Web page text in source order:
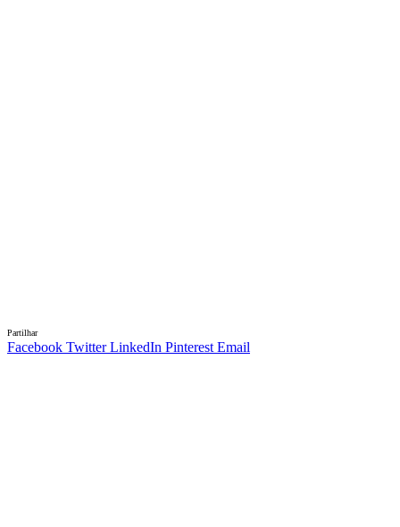
Partilhar
Facebook Twitter LinkedIn Pinterest Email